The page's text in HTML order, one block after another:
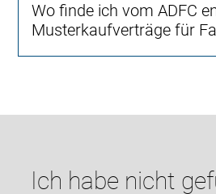
Wo finde ich vom ADFC
Musterkaufverträge für
Ich habe nicht